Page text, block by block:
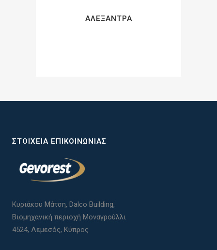
ΑΛΕΞΆΝΤΡΑ
ΣΤΟΙΧΕΊΑ ΕΠΙΚΟΙΝΩΝΊΑΣ
Κυριάκου Μάτση, Dalco Building,
Βιομηχανική περιοχή Μοναγρούλλι
4524, Λεμεσός, Κύπρος